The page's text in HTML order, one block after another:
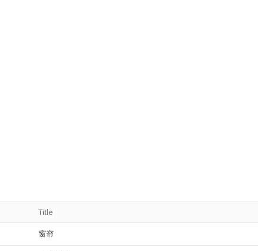
Title
窗帘